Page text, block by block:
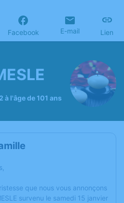
Facebook E-mail Lien
à l'âge de 101 ans
que nous vous annonçons
survenu le samedi 15 janvier